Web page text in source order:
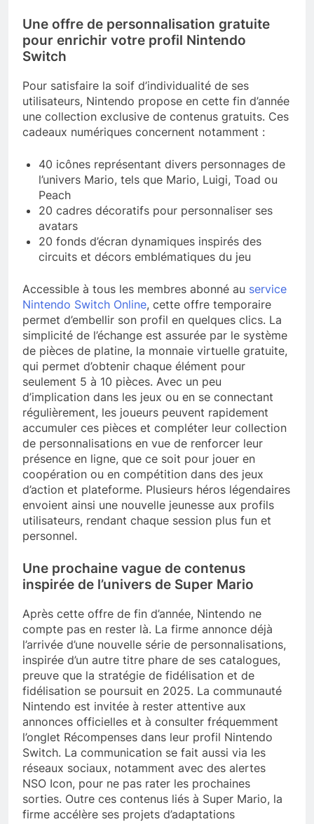
Une offre de personnalisation gratuite
pour enrichir votre profil Nintendo
Switch
Pour satisfaire la soif d’individualité de ses
utilisateurs, Nintendo propose en cette fin d’année
une collection exclusive de contenus gratuits. Ces
cadeaux numériques concernent notamment :
40 icônes représentant divers personnages de
l’univers Mario, tels que Mario, Luigi, Toad ou
Peach
20 cadres décoratifs pour personnaliser ses
avatars
20 fonds d’écran dynamiques inspirés des
circuits et décors emblématiques du jeu
Accessible à tous les membres abonné au service
Nintendo Switch Online, cette offre temporaire
permet d’embellir son profil en quelques clics. La
simplicité de l’échange est assurée par le système
de pièces de platine, la monnaie virtuelle gratuite,
qui permet d’obtenir chaque élément pour
seulement 5 à 10 pièces. Avec un peu
d’implication dans les jeux ou en se connectant
régulièrement, les joueurs peuvent rapidement
accumuler ces pièces et compléter leur collection
de personnalisations en vue de renforcer leur
présence en ligne, que ce soit pour jouer en
coopération ou en compétition dans des jeux
d’action et plateforme. Plusieurs héros légendaires
envoient ainsi une nouvelle jeunesse aux profils
utilisateurs, rendant chaque session plus fun et
personnel.
Une prochaine vague de contenus
inspirée de l’univers de Super Mario
Après cette offre de fin d’année, Nintendo ne
compte pas en rester là. La firme annonce déjà
l’arrivée d’une nouvelle série de personnalisations,
inspirée d’un autre titre phare de ses catalogues,
preuve que la stratégie de fidélisation et de
fidélisation se poursuit en 2025. La communauté
Nintendo est invitée à rester attentive aux
annonces officielles et à consulter fréquemment
l’onglet Récompenses dans leur profil Nintendo
Switch. La communication se fait aussi via les
réseaux sociaux, notamment avec des alertes
NSO Icon, pour ne pas rater les prochaines
sorties. Outre ces contenus liés à Super Mario, la
firme accélère ses projets d’adaptations